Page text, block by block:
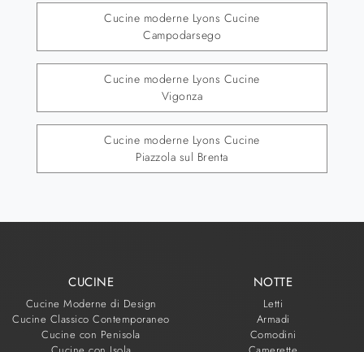
Cucine moderne Lyons Cucine
Campodarsego
Cucine moderne Lyons Cucine
Vigonza
Cucine moderne Lyons Cucine
Piazzola sul Brenta
CUCINE
Cucine Moderne di Design
Cucine Classico Contemporaneo
Cucine con Penisola
NOTTE
Letti
Armadi
Comodini